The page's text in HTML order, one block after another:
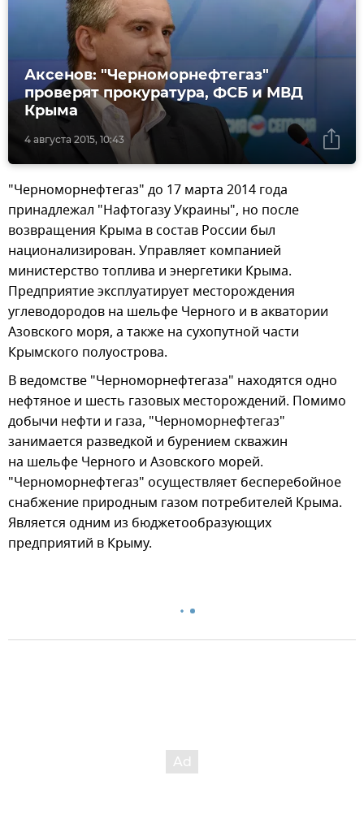
4 августа 2015, 10:43
Аксенов: "Черноморнефтегаз"
проверят прокуратура, ФСБ и МВД
Крыма
"Черноморнефтегаз" до 17 марта 2014 года
принадлежал "Нафтогазу Украины", но после
возвращения Крыма в состав России был
национализирован. Управляет компанией
министерство топлива и энергетики Крыма.
Предприятие эксплуатирует месторождения
углеводородов на шельфе Черного и в акватории
Азовского моря, а также на сухопутной части
Крымского полуострова.
В ведомстве "Черноморнефтегаза" находятся одно
нефтяное и шесть газовых месторождений. Помимо
добычи нефти и газа, "Черноморнефтегаз"
занимается разведкой и бурением скважин
на шельфе Черного и Азовского морей.
"Черноморнефтегаз" осуществляет бесперебойное
снабжение природным газом потребителей Крыма.
Является одним из бюджетообразующих
предприятий в Крыму.